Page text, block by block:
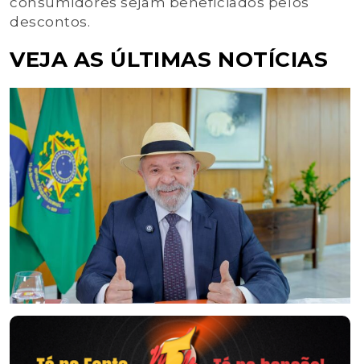
descontos.
VEJA AS ÚLTIMAS NOTÍCIAS